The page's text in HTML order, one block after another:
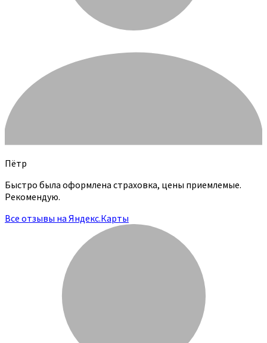
Пётр
Быстро была оформлена страховка, цены приемлемые.
Рекомендую.
Все отзывы на Яндекс.Карты